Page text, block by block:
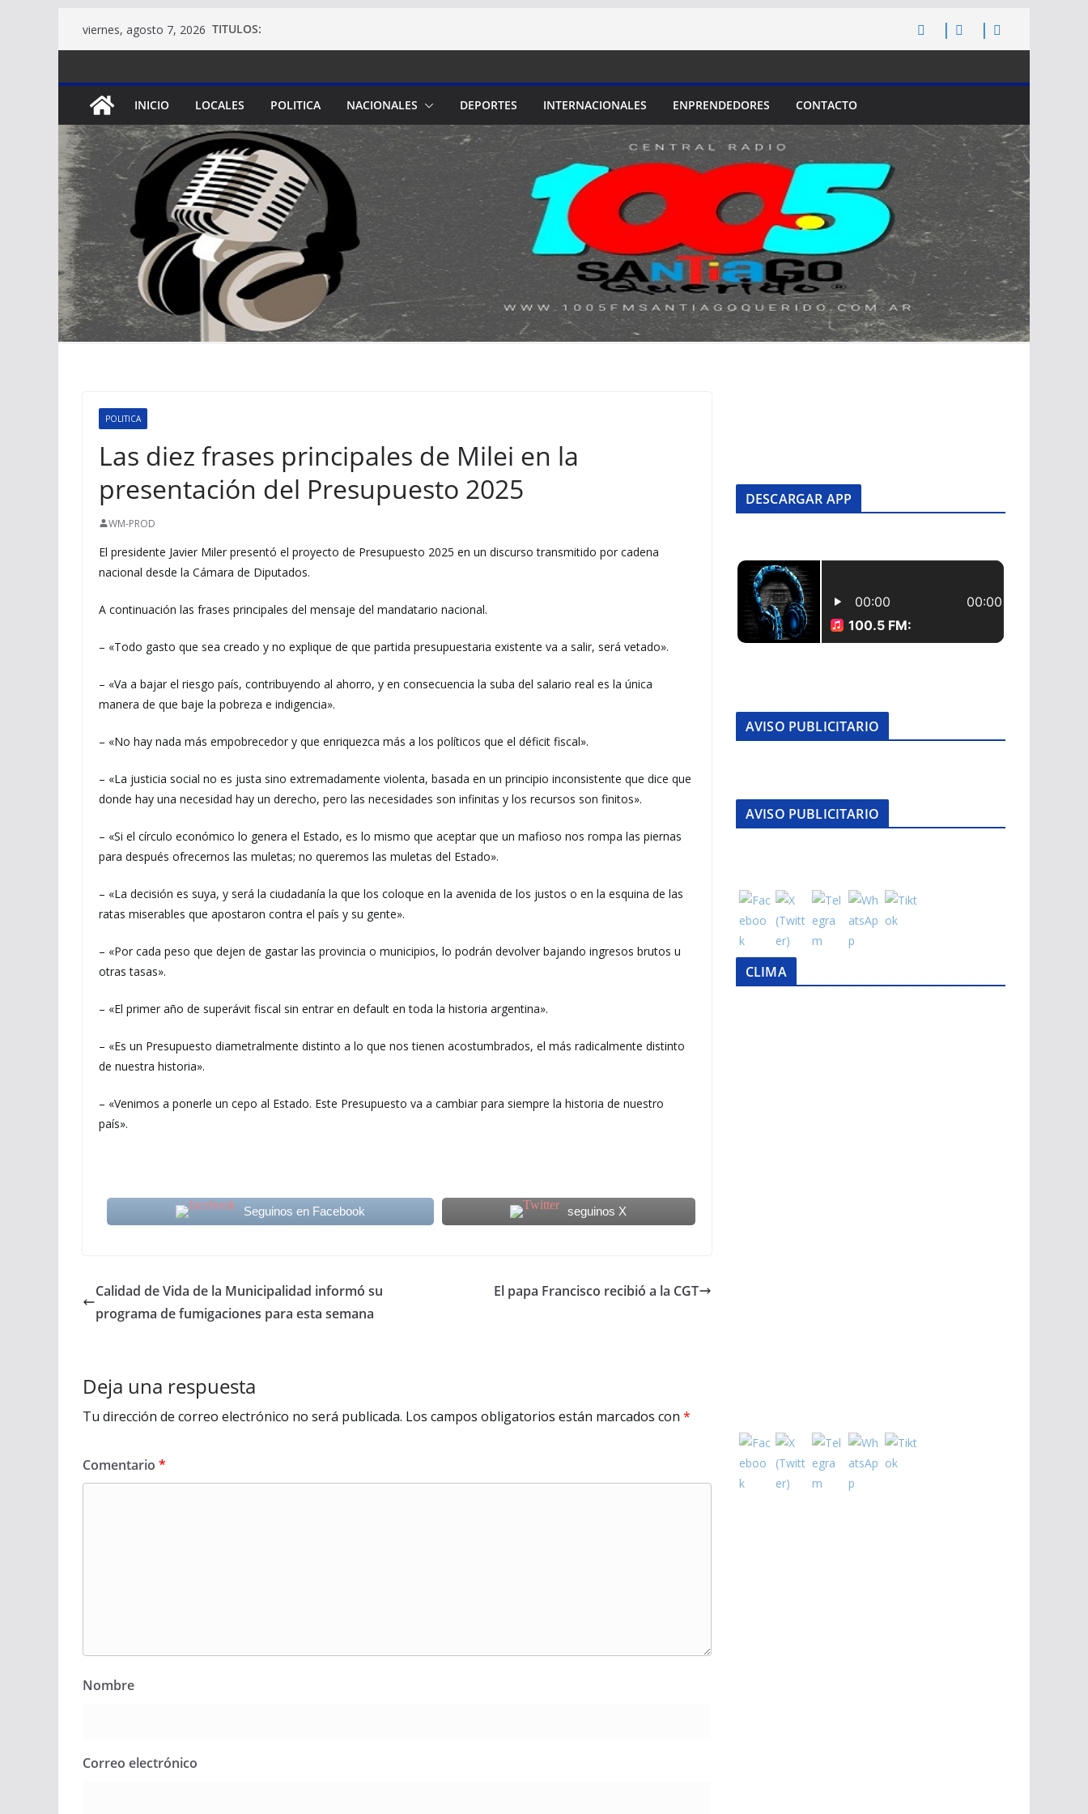
viernes, agosto 7, 2026 TITULOS:
INICIO LOCALES POLITICA NACIONALES DEPORTES INTERNACIONALES ENPRENDEDORES CONTACTO
POLITICA
Las diez frases principales de Milei en la
presentación del Presupuesto 2025
WM-PROD
El presidente Javier Miler presentó el proyecto de Presupuesto 2025 en un discurso transmitido por cadena
nacional desde la Cámara de Diputados.
A continuación las frases principales del mensaje del mandatario nacional.
– «Todo gasto que sea creado y no explique de que partida presupuestaria existente va a salir, será vetado».
– «Va a bajar el riesgo país, contribuyendo al ahorro, y en consecuencia la suba del salario real es la única
manera de que baje la pobreza e indigencia».
– «No hay nada más empobrecedor y que enriquezca más a los políticos que el déficit fiscal».
– «La justicia social no es justa sino extremadamente violenta, basada en un principio inconsistente que dice que
donde hay una necesidad hay un derecho, pero las necesidades son infinitas y los recursos son finitos».
– «Si el círculo económico lo genera el Estado, es lo mismo que aceptar que un mafioso nos rompa las piernas
para después ofrecernos las muletas; no queremos las muletas del Estado».
– «La decisión es suya, y será la ciudadanía la que los coloque en la avenida de los justos o en la esquina de las
ratas miserables que apostaron contra el país y su gente».
– «Por cada peso que dejen de gastar las provincia o municipios, lo podrán devolver bajando ingresos brutos u
otras tasas».
– «El primer año de superávit fiscal sin entrar en default en toda la historia argentina».
– «Es un Presupuesto diametralmente distinto a lo que nos tienen acostumbrados, el más radicalmente distinto
de nuestra historia».
– «Venimos a ponerle un cepo al Estado. Este Presupuesto va a cambiar para siempre la historia de nuestro
país».
Seguinos en Facebook seguinos X
Calidad de Vida de la Municipalidad informó su
programa de fumigaciones para esta semana
El papa Francisco recibió a la CGT
Deja una respuesta
Tu dirección de correo electrónico no será publicada. Los campos obligatorios están marcados con *
Comentario *
Nombre
Correo electrónico
DESCARGAR APP
AVISO PUBLICITARIO
AVISO PUBLICITARIO
CLIMA